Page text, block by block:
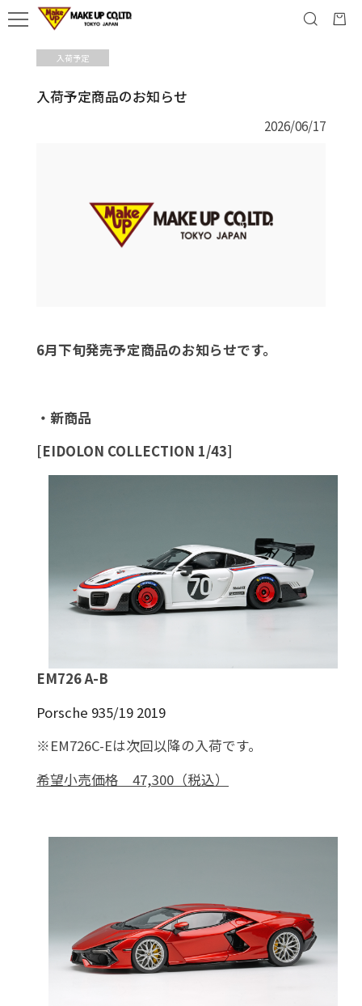
入荷予定
入荷予定商品のお知らせ
2026/06/17
6月下旬発売予定商品のお知らせです。
・新商品
[EIDOLON COLLECTION 1/43]
EM726 A-B
Porsche 935/19 2019
※EM726C-Eは次回以降の入荷です。
希望小売価格 47,300（税込）